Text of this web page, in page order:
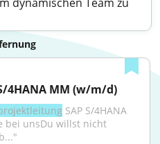
4HANA MM (w/m/d)
SAP S/4HANA
bei unsDu willst nicht